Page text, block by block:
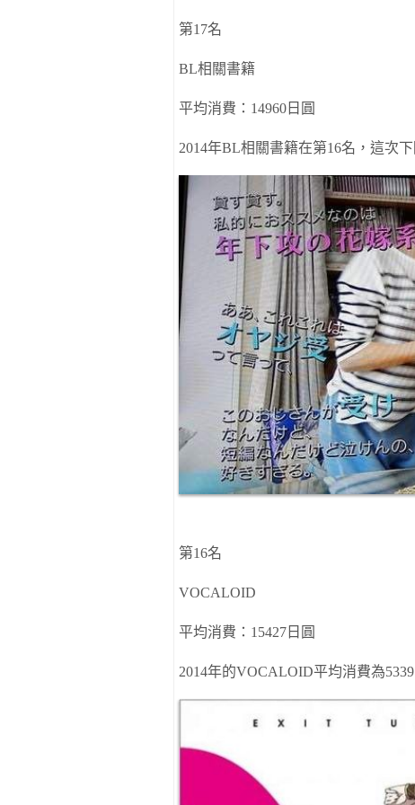
第17名
BL相關書籍
平均消費： 14960 日圓
2014年BL相關書籍在第16名， 這次下
第16名
VOCALOID
平均消費： 15427 日圓
2014年的VOCALOID平均消費為5339